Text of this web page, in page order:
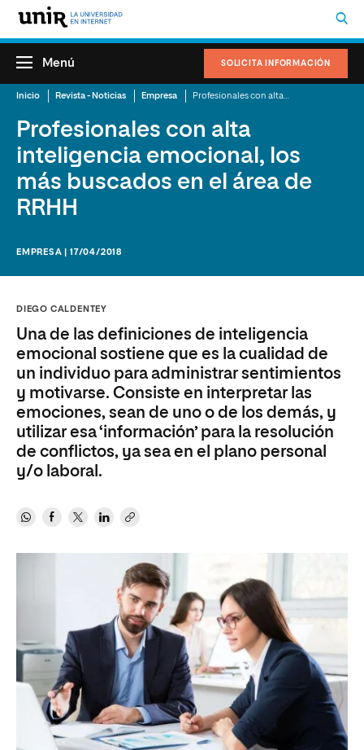
SOLICITA INFORMACIÓN
Menú
Inicio Revista - Noticias Empresa
Profesionales con alta
inteligencia emocional, los
más buscados en el área de
RRHH
EMPRESA | 17/04/2018
DIEGO CALDENTEY
Una de las definiciones de inteligencia
emocional sostiene que es la cualidad de
un individuo para administrar sentimientos
y motivarse. Consiste en interpretar las
emociones, sean de uno o de los demás, y
utilizar esa ‘información’ para la resolución
de conflictos, ya sea en el plano personal
y/o laboral.